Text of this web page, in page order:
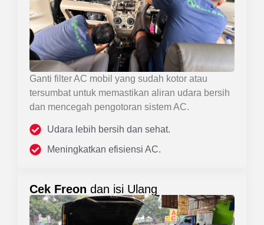
Ganti filter AC mobil yang sudah kotor atau
tersumbat untuk memastikan aliran udara bersih
dan mencegah pengotoran sistem AC.
Udara lebih bersih dan sehat.
Meningkatkan efisiensi AC.
Cek Freon dan isi Ulang